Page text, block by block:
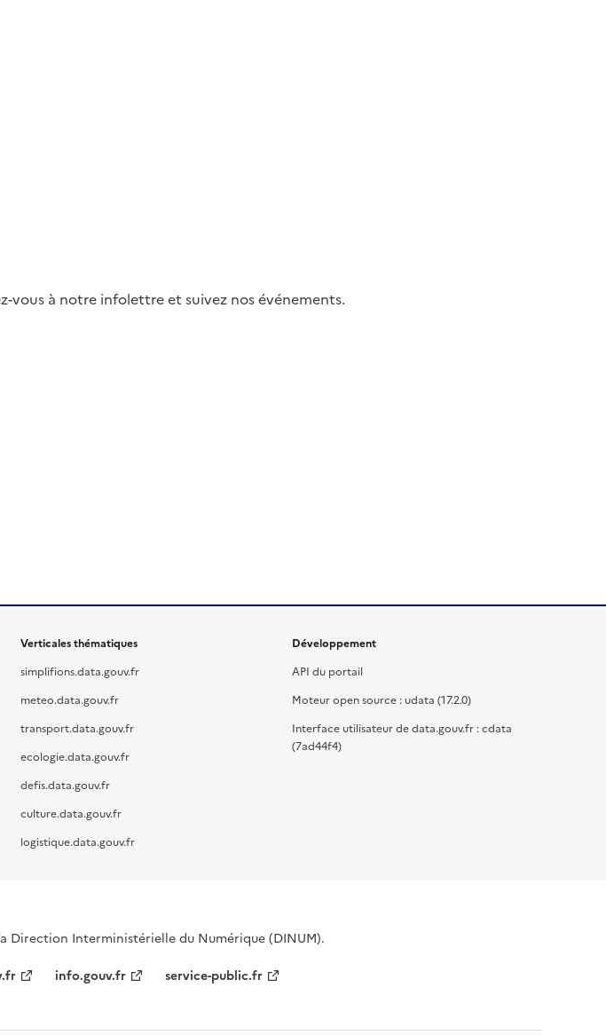
vous à notre infolettre et suivez nos événements.
Verticales thématiques
simplifions.data.gouv.fr
meteo.data.gouv.fr
transport.data.gouv.fr
ecologie.data.gouv.fr
defis.data.gouv.fr
culture.data.gouv.fr
logistique.data.gouv.fr
Développement
API du portail
Moteur open source : udata (17.2.0)
Interface utilisateur de data.gouv.fr : cdata
(7ad44f4)
Direction Interministérielle du Numérique (DINUM).
info.gouv.fr service-public.fr